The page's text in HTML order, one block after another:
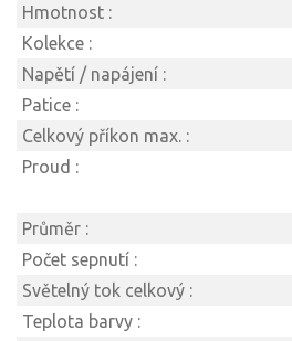
Hmotnost :
Kolekce :
Napětí / napájení :
Patice :
Celkový příkon max. :
Proud :
Průměr :
Počet sepnutí :
Světelný tok celkový :
Teplota barvy :